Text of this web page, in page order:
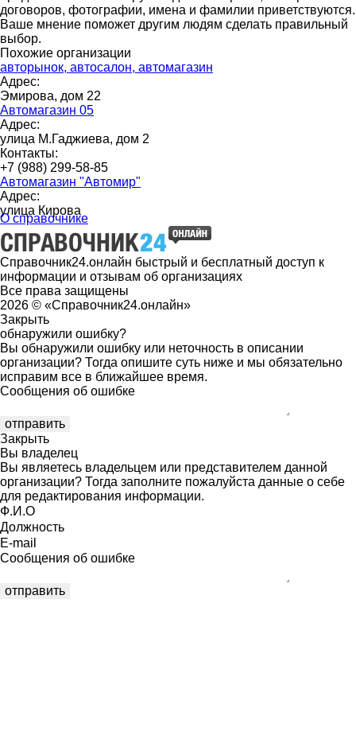
договоров, фотографии, имена и фамилии приветствуются.
Ваше мнение поможет другим людям сделать правильный
выбор.
Похожие организации
авторынок, автосалон, автомагазин
Адрес:
Эмирова, дом 22
Автомагазин 05
Адрес:
улица М.Гаджиева, дом 2
Контакты:
+7 (988) 299-58-85
Автомагазин "Автомир"
Адрес:
улица Кирова
О справочнике
Справочник24.онлайн быстрый и бесплатный доступ к
информации и отзывам об организациях
Все права защищены
2026 © «Справочник24.онлайн»
Закрыть
обнаружили ошибку?
Вы обнаружили ошибку или неточность в описании
организации? Тогда опишите суть ниже и мы обязательно
исправим все в ближайшее время.
Сообщения об ошибке
Закрыть
Вы владелец
Вы являетесь владельцем или представителем данной
организации? Тогда заполните пожалуйста данные о себе
для редактирования информации.
Ф.И.О
Должность
E-mail
Сообщения об ошибке